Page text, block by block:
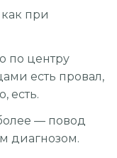
при
по центру
есть провал,
есть.
— повод
диагнозом.